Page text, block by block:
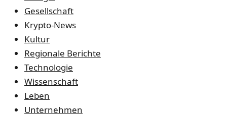
Gesellschaft
Krypto-News
Kultur
Regionale Berichte
Technologie
Wissenschaft
Leben
Unternehmen